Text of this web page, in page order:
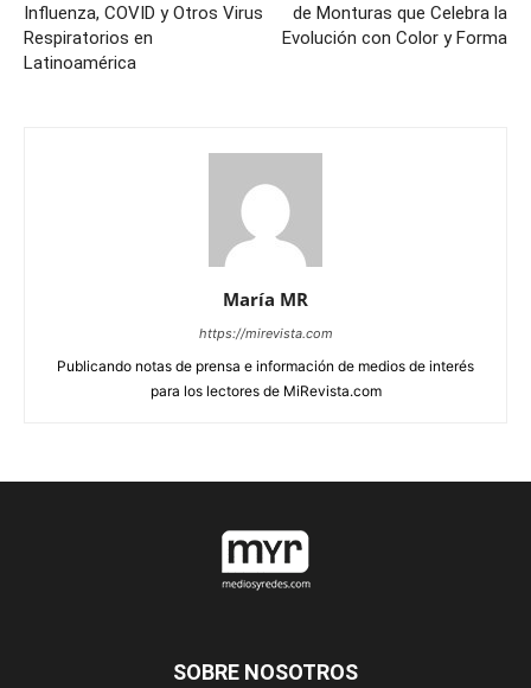
Influenza, COVID y Otros Virus
Respiratorios en
Latinoamérica
de Monturas que Celebra la
Evolución con Color y Forma
María MR
https://mirevista.com
Publicando notas de prensa e información de medios de interés
para los lectores de MiRevista.com
SOBRE NOSOTROS